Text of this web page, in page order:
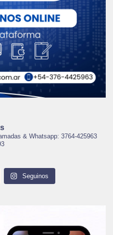
& Whatsapp: 3764-425963
Seguinos